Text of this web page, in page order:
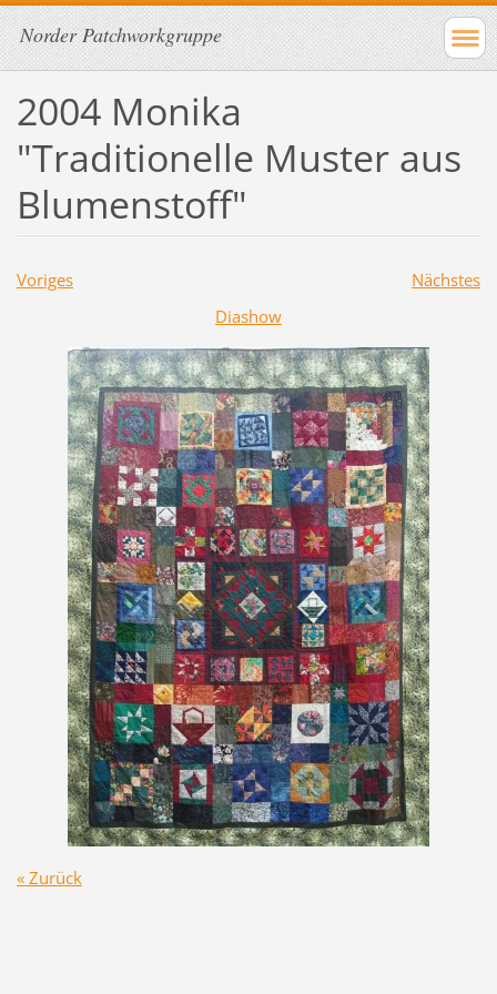
Norder Patchworkgruppe
2004 Monika
"Traditionelle Muster aus
Blumenstoff"
Voriges
Nächstes
Diashow
« Zurück